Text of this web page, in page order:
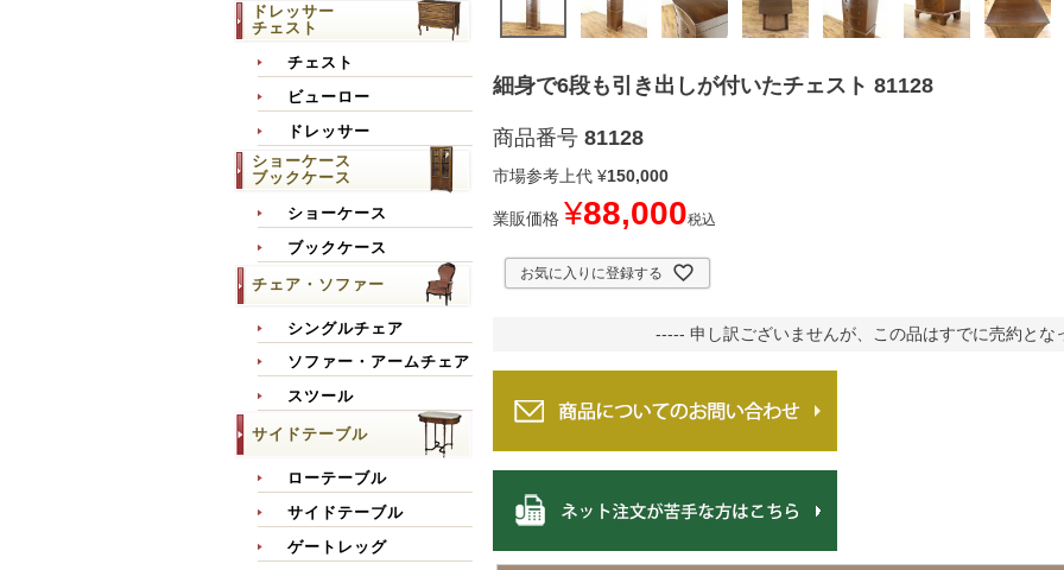
ドレッサー
チェスト
チェスト
ビューロー
ドレッサー
ショーケース
ブックケース
ショーケース
ブックケース
チェア・ソファー
シングルチェア
ソファー・アームチェア
スツール
サイドテーブル
ローテーブル
サイドテーブル
ゲートレッグ
細身で6段も引き出しが付いたチェスト 81128
商品番号 81128
市場参考上代 ¥150,000
業販価格 ¥88,000税込
お気に入りに登録する
----- 申し訳ございませんが、この品はすでに売約とな